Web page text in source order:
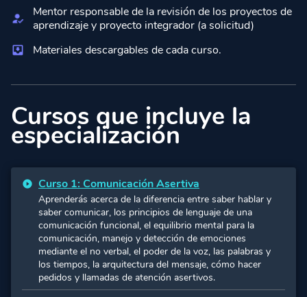
Mentor responsable de la revisión de los proyectos de
aprendizaje y proyecto integrador (a solicitud)
Materiales descargables de cada curso.
Cursos que incluye la
especialización
Curso 1: Comunicación Asertiva
Aprenderás acerca de la diferencia entre saber hablar y
saber comunicar, los principios de lenguaje de una
comunicación funcional, el equilibrio mental para la
comunicación, manejo y detección de emociones
mediante el no verbal, el poder de la voz, las palabras y
los tiempos, la arquitectura del mensaje, cómo hacer
pedidos y llamadas de atención asertivos.